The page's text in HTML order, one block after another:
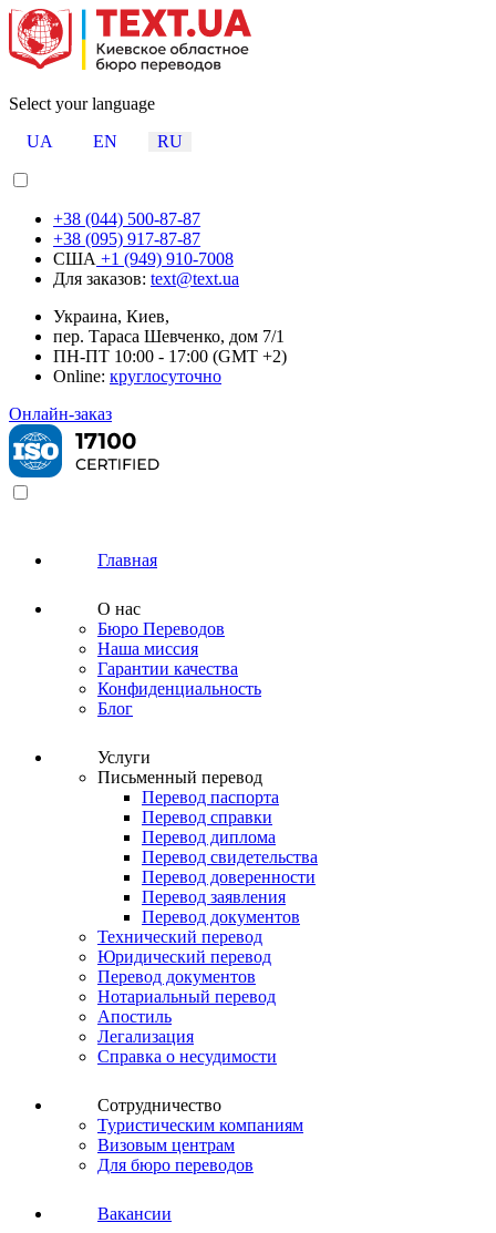
Select your language
UA
EN RU
+38 (044) 500-87-87
+38 (095) 917-87-87
США +1 (949) 910-7008
Для заказов: text@text.ua
Украина, Киев,
пер. Тараса Шевченко, дом 7/1
ПН-ПТ 10:00 - 17:00 (GMT +2)
Online: круглосуточно
Онлайн-заказ
Главная
О нас
Бюро Переводов
Наша миссия
Гарантии качества
Конфиденциальность
Блог
Услуги
Письменный перевод
Перевод паспорта
Перевод справки
Перевод диплома
Перевод свидетельства
Перевод доверенности
Перевод заявления
Перевод документов
Технический перевод
Юридический перевод
Перевод документов
Нотариальный перевод
Апостиль
Легализация
Справка о несудимости
Сотрудничество
Туристическим компаниям
Визовым центрам
Для бюро переводов
Вакансии